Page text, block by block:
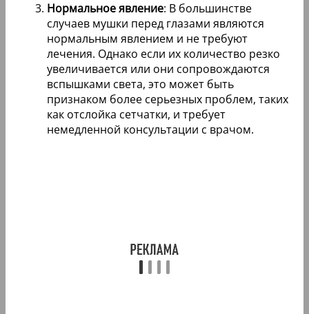
Нормальное явление: В большинстве
случаев мушки перед глазами являются
нормальным явлением и не требуют
лечения. Однако если их количество резко
увеличивается или они сопровождаются
вспышками света, это может быть
признаком более серьезных проблем, таких
как отслойка сетчатки, и требует
немедленной консультации с врачом.